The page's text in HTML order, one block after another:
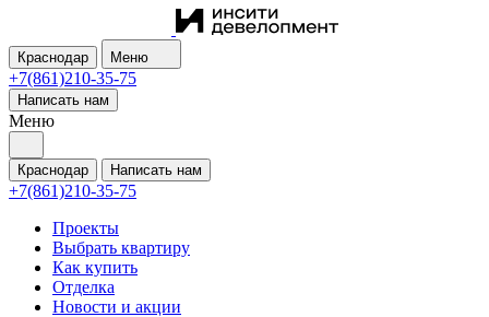
Краснодар Меню
+7(861)210-35-75
Написать нам
Меню
Краснодар Написать нам
+7(861)210-35-75
Проекты
Выбрать квартиру
Как купить
Отделка
Новости и акции